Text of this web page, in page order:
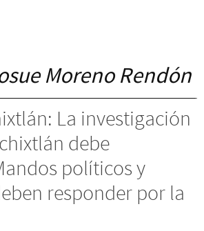
Moreno Rendón
La investigación
debe
políticos y
responder por la